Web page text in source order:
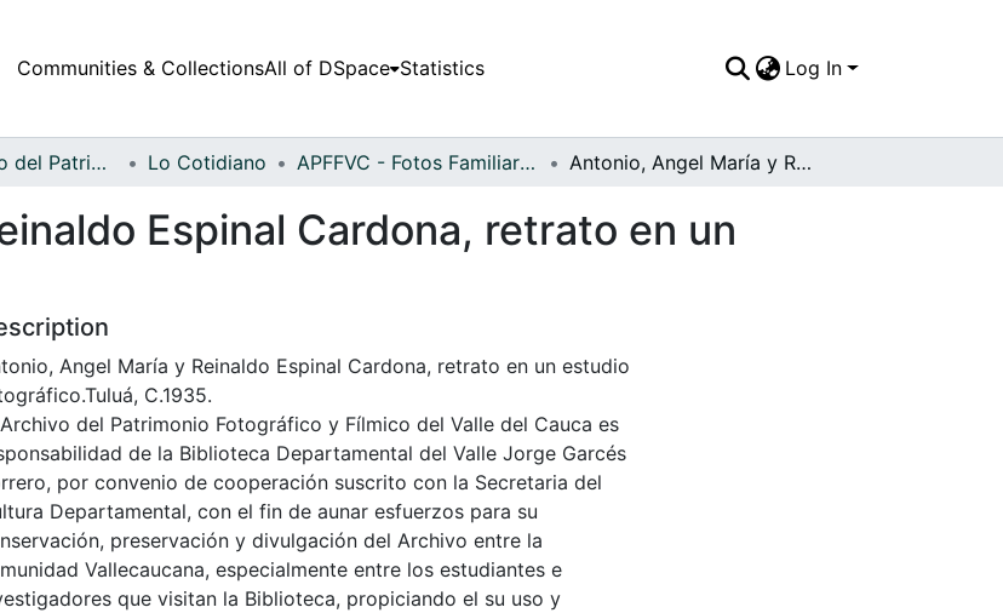
Communities & CollectionsAll of DSpace Statistics Log In
Fondo Archivo del Patrimonio Fotográfico y Fílmico del Valle del Cauca Lo Cotidiano APFFVC - Fotos Familiares - Patrimonial Antonio, Angel María y Reinaldo Espinal Cardona, retrato en un estudio fotográfico
Espinal Cardona, retrato en un
Angel María y Reinaldo Espinal Cardona, retrato en un estudio
C.1935.
del Patrimonio Fotográfico y Fílmico del Valle del Cauca es
de la Biblioteca Departamental del Valle Jorge Garcés
por convenio de cooperación suscrito con la Secretaria del
Departamental, con el fin de aunar esfuerzos para su
preservación y divulgación del Archivo entre la
Vallecaucana, especialmente entre los estudiantes e
que visitan la Biblioteca, propiciando el su uso y